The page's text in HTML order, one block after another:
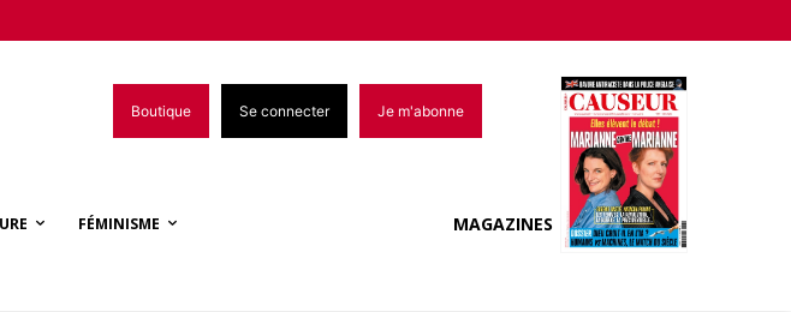
Boutique Se connecter Je m'abonne
FÉMINISME MAGAZINES